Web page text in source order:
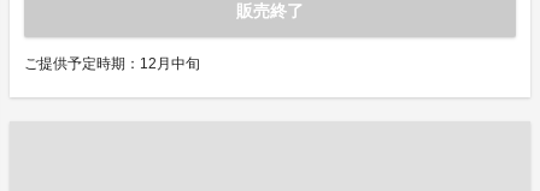
販売終了
ご提供予定時期：12月中旬